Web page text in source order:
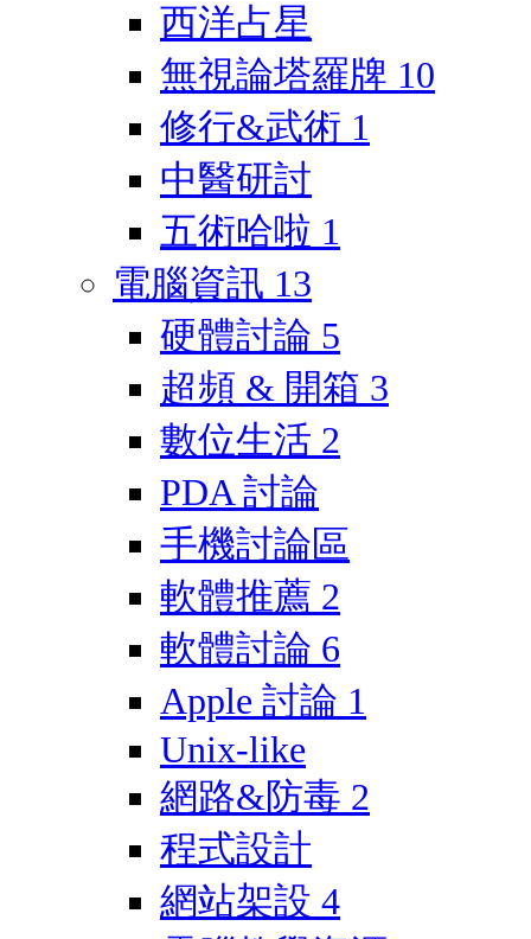
西洋占星
無視論塔羅牌 10
修行&武術 1
中醫研討
五術哈啦 1
電腦資訊 13
硬體討論 5
超頻 & 開箱 3
數位生活 2
PDA 討論
手機討論區
軟體推薦 2
軟體討論 6
Apple 討論 1
Unix-like
網路&防毒 2
程式設計
網站架設 4